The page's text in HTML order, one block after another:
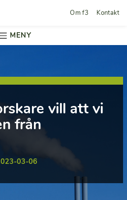
Om f3 Kontakt
MENY
vill att vi
från
03-06